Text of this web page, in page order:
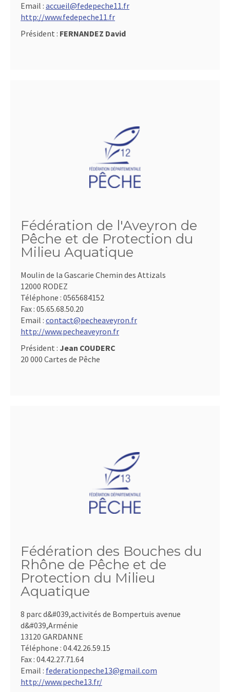
Email : accueil@fedepeche11.fr
http://www.fedepeche11.fr
Président : FERNANDEZ David
Fédération de l'Aveyron de
Pêche et de Protection du
Milieu Aquatique
Moulin de la Gascarie Chemin des Attizals
12000 RODEZ
Téléphone : 0565684152
Fax : 05.65.68.50.20
Email : contact@pecheaveyron.fr
http://www.pecheaveyron.fr
Président : Jean COUDERC
20 000 Cartes de Pêche
Fédération des Bouches du
Rhône de Pêche et de
Protection du Milieu
Aquatique
8 parc d&#039,activités de Bompertuis avenue
d&#039,Arménie
13120 GARDANNE
Téléphone : 04.42.26.59.15
Fax : 04.42.27.71.64
Email : federationpeche13@gmail.com
http://www.peche13.fr/